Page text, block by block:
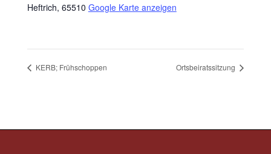
Heftrich, 65510 Google Karte anzeigen
KERB; Frühschoppen Ortsbeiratssitzung